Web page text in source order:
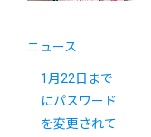
ニュース
1月22日まで
にパスワード
を変更されて